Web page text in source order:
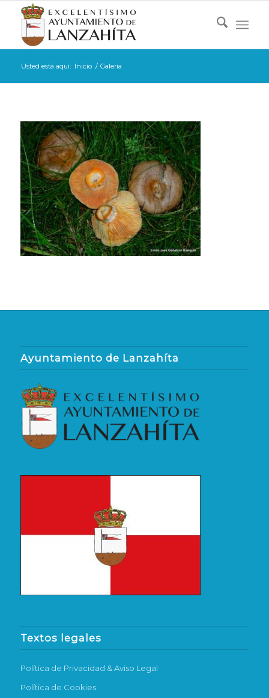
Usted está aquí: Inicio / Galería
Ayuntamiento de Lanzahíta
Textos legales
Política de Privacidad & Aviso Legal
Política de Cookies